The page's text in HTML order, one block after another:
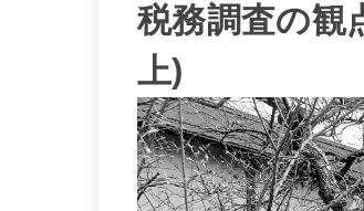
税務調査の観
上)